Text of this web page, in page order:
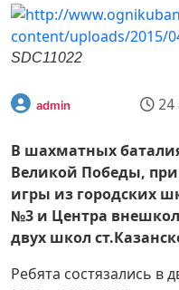
SDC11022
admin 24
В шахматных
Великой Победы,
игры из городских
№3 и Центра
двух школ
Ребята состязались в